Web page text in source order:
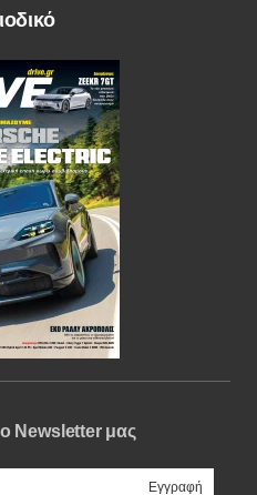
Newsletter μας